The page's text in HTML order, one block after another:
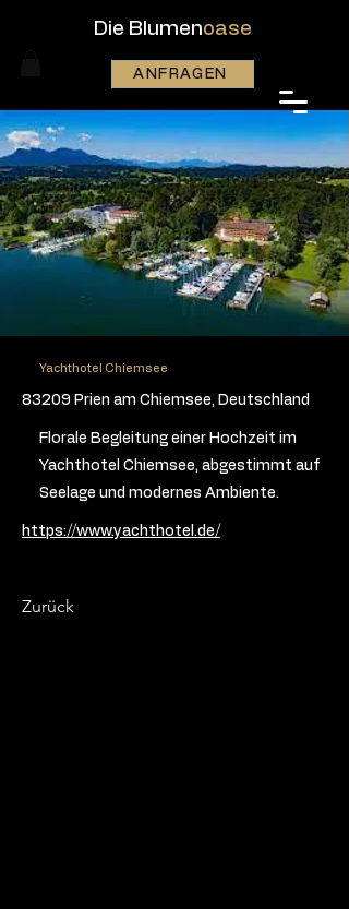
Die Blumenoase
ANFRAGEN
Yachthotel Chiemsee
83209 Prien am Chiemsee, Deutschland
Florale Begleitung einer Hochzeit im
Yachthotel Chiemsee, abgestimmt auf
Seelage und modernes Ambiente.
https://www.yachthotel.de/
Zurück